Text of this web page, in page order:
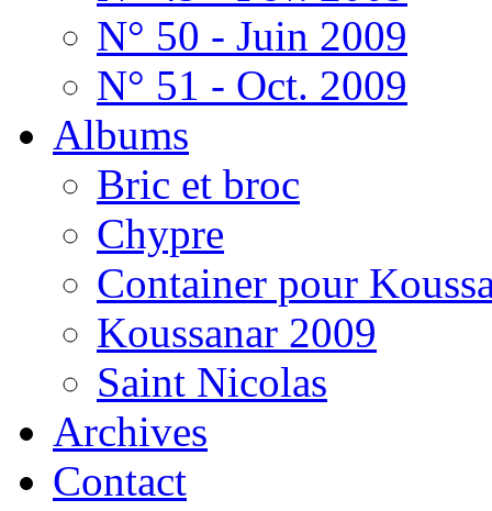
N° 50 - Juin 2009
N° 51 - Oct. 2009
Albums
Bric et broc
Chypre
Container pour
Koussanar 2009
Saint Nicolas
Archives
Contact